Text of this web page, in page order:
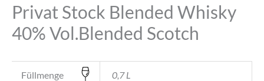
Privat Stock Blended Whisky
40% Vol.Blended Scotch
Füllmenge 0,7 L